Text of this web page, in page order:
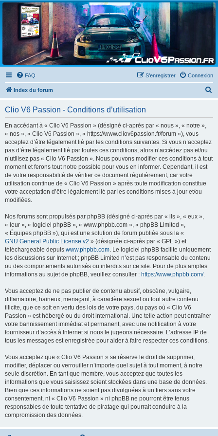
Clio V6 Passion
Le site français des passionnés de Clio V6
FAQ Connexion
S’enregistrer
Index du forum
c
Clio V6 Passion - Conditions d’utilisation
En accédant à « Clio V6 Passion » (désigné ci-après par « nous », « notre »,
« nos », « Clio V6 Passion », « https://www.cliov6passion.fr/forum »), vous
acceptez d’être légalement lié par les conditions suivantes. Si vous n’acceptez
pas d’être légalement lié par toutes ces conditions, alors n’accédez pas et/ou
n’utilisez pas « Clio V6 Passion ». Nous pouvons modifier ces conditions à tout
moment et ferons tout notre possible pour vous en informer. Cependant, il est
de votre responsabilité de vérifier ce document régulièrement, car votre
utilisation continue de « Clio V6 Passion » après toute modification constitue
votre acceptation d’être légalement lié par les conditions mises à jour et/ou
modifiées.
Nos forums sont propulsés par phpBB (désigné ci-après par « ils », « eux »,
« leur », « logiciel phpBB », « www.phpbb.com », « phpBB Limited »,
« Équipes phpBB »), qui est une solution de forum publiée sous la «
GNU General Public License v2 » (désignée ci-après par « GPL ») et
téléchargeable depuis www.phpbb.com. Le logiciel phpBB facilite uniquement
les discussions sur Internet ; phpBB Limited n’est pas responsable du contenu
ou des comportements autorisés ou interdits sur ce site. Pour de plus amples
informations au sujet de phpBB, veuillez consulter : https://www.phpbb.com/.
Vous acceptez de ne pas publier de contenu abusif, obscène, vulgaire,
diffamatoire, haineux, menaçant, à caractère sexuel ou tout autre contenu
illicite, que ce soit en vertu des lois de votre pays, du pays où « Clio V6
Passion » est hébergé ou du droit international. Une telle action peut entraîner
votre bannissement immédiat et permanent, avec une notification à votre
fournisseur d’accès à Internet si nous le jugeons nécessaire. L’adresse IP de
tous les messages est enregistrée pour aider à faire respecter ces conditions.
Vous acceptez que « Clio V6 Passion » se réserve le droit de supprimer,
modifier, déplacer ou verrouiller n’importe quel sujet à tout moment, à notre
seule discrétion. En tant que membre, vous acceptez que toutes les
informations que vous saisissez soient stockées dans une base de données.
Bien que ces informations ne soient pas divulguées à un tiers sans votre
consentement, ni « Clio V6 Passion » ni phpBB ne pourront être tenus
responsables de toute tentative de piratage qui pourrait conduire à la
compromission des données.